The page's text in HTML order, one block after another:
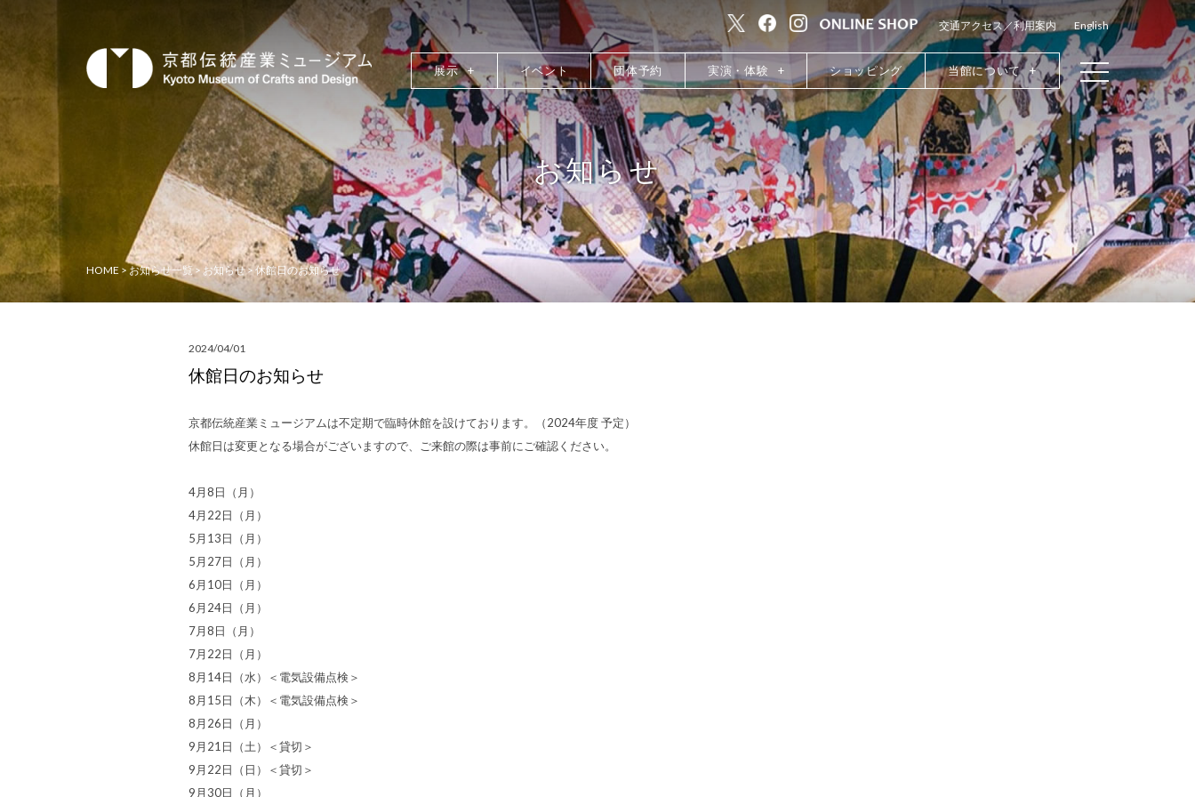
交通アクセス／利用案内 English
展示 イベント 団体予約 実演・体験 ショッピング 当館について
お知らせ
HOME > お知らせ一覧 > お知らせ> 休館日のお知らせ
2024/04/01
休館日のお知らせ
京都伝統産業ミュージアムは不定期で臨時休館を設けております。（2024年度 予定）
休館日は変更となる場合がございますので、ご来館の際は事前にご確認ください。
4月8日（月）
4月22日（月）
5月13日（月）
5月27日（月）
6月10日（月）
6月24日（月）
7月8日（月）
7月22日（月）
8月14日（水）＜電気設備点検＞
8月15日（木）＜電気設備点検＞
8月26日（月）
9月21日（土）＜貸切＞
9月22日（日）＜貸切＞
9月30日（月）